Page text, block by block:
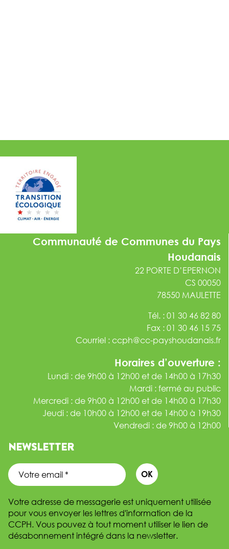
Communauté de Communes du Pays
Houdanais
22 PORTE D’EPERNON
CS 00050
78550 MAULETTE
Tél. : 01 30 46 82 80
Fax : 01 30 46 15 75
Courriel : ccph@cc-payshoudanais.fr
Horaires d’ouverture :
Lundi : de 9h00 à 12h00 et de 14h00 à 17h30
Mardi : fermé au public
Mercredi : de 9h00 à 12h00 et de 14h00 à 17h30
Jeudi : de 10h00 à 12h00 et de 14h00 à 19h30
Vendredi : de 9h00 à 12h00
NEWSLETTER
Votre adresse de messagerie est uniquement utilisée
pour vous envoyer les lettres d'information de la
CCPH. Vous pouvez à tout moment utiliser le lien de
désabonnement intégré dans la newsletter.